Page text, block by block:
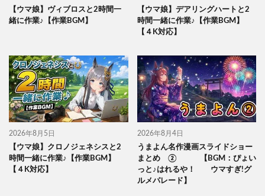
【ウマ娘】ヴィブロスと2時間一
緒に作業♪【作業BGM】
【ウマ娘】デアリングハートと2
時間一緒に作業♪【作業BGM】
【４K対応】
2026年8月5日
【ウマ娘】クロノジェネシスと2
時間一緒に作業♪【作業BGM】
【４K対応】
2026年8月4日
うまよん名作漫画スライドショー
まとめ ② 【BGM：ぴょい
っと♪はれるや！ ウマすぎ!グ
ルメパレード】